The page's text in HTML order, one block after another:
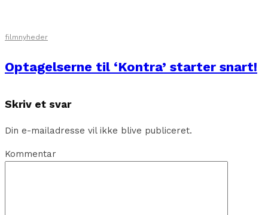
filmnyheder
Optagelserne til ‘Kontra’ starter snart!
Skriv et svar
Din e-mailadresse vil ikke blive publiceret.
Kommentar